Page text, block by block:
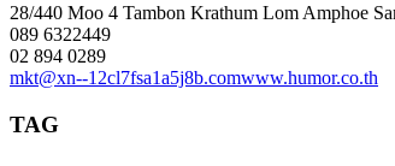
28/440 Moo 4 Tambon Krathum Lom Amphoe
089 6322449
02 894 0289
mkt@xn--12cl7fsa1a5j8b.comwww.humor.co.th
TAG